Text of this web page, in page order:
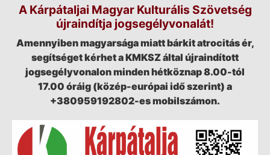
A Kárpátaljai Magyar Kulturális Szövetség
újraindítja jogsegélyvonalát!
Amennyiben magyarsága miatt bárkit atrocitás ér,
segítséget kérhet a KMKSZ által újraindított
jogsegélyvonalon minden hétköznap 8.00-tól
17.00 óráig (közép-európai idő szerint) a
+380959192802-es mobilszámon.